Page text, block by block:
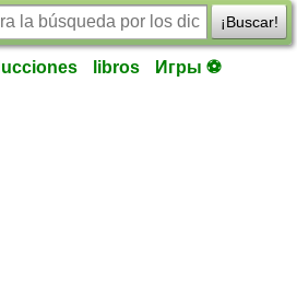
¡Buscar!
libros Игры ⚽